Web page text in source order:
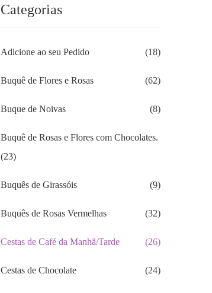
Categorias
Adicione ao seu Pedido (18)
Buquê de Flores e Rosas (62)
Buque de Noivas (8)
Buquê de Rosas e Flores com Chocolates.
(23)
Buquês de Girassóis (9)
Buquês de Rosas Vermelhas (32)
Cestas de Café da Manhã/Tarde (26)
Cestas de Chocolate (24)